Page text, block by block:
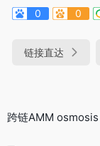
0
0
链接直达
跨链AMM osmosis